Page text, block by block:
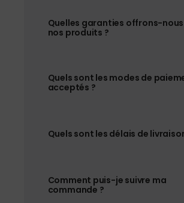
Quelles garanties offrons-
nos produits ?
Quels sont les modes de
acceptés ?
Quels sont les délais de
Comment puis-je suivre ma
commande ?